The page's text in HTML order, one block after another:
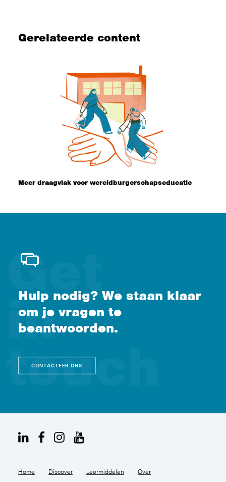
Gerelateerde content
Meer draagvlak voor wereldburgerschapseducatie
Hulp nodig? We staan klaar
om je vragen te
beantwoorden.
CONTACTEER ONS
Home Discover Leermiddelen Over